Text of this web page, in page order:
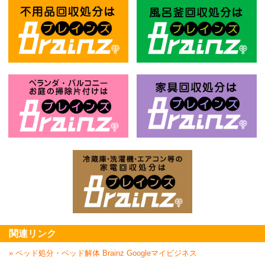
関連リンク
» ベッド処分・ベッド解体 Brainz Googleマイビジネス